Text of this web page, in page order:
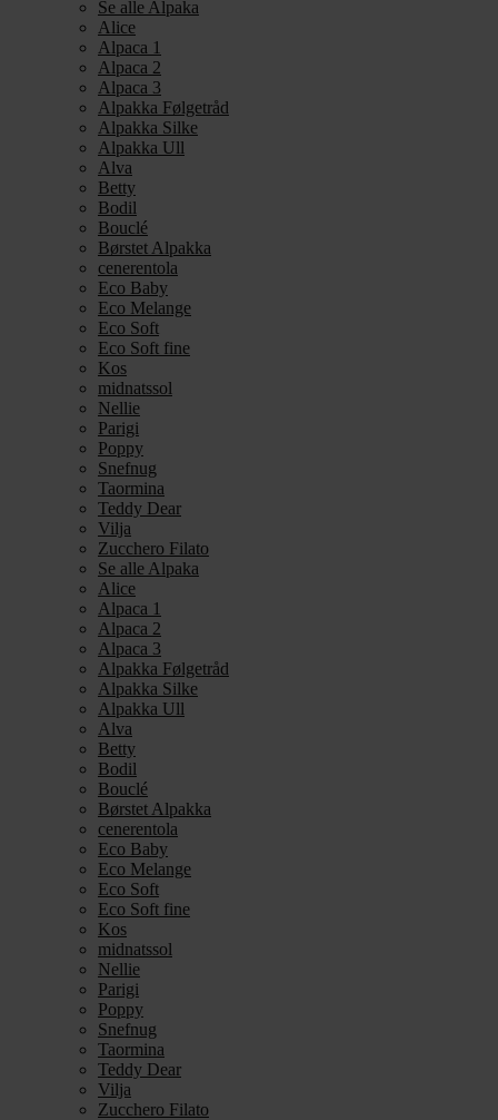
Se alle Alpaka
Alice
Alpaca 1
Alpaca 2
Alpaca 3
Alpakka Følgetråd
Alpakka Silke
Alpakka Ull
Alva
Betty
Bodil
Bouclé
Børstet Alpakka
cenerentola
Eco Baby
Eco Melange
Eco Soft
Eco Soft fine
Kos
midnatssol
Nellie
Parigi
Poppy
Snefnug
Taormina
Teddy Dear
Vilja
Zucchero Filato
Se alle Alpaka
Alice
Alpaca 1
Alpaca 2
Alpaca 3
Alpakka Følgetråd
Alpakka Silke
Alpakka Ull
Alva
Betty
Bodil
Bouclé
Børstet Alpakka
cenerentola
Eco Baby
Eco Melange
Eco Soft
Eco Soft fine
Kos
midnatssol
Nellie
Parigi
Poppy
Snefnug
Taormina
Teddy Dear
Vilja
Zucchero Filato